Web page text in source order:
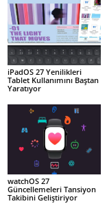
iPadOS 27 Yenilikleri
Tablet Kullanımını Baştan
Yaratıyor
watchOS 27
Güncellemeleri Tansiyon
Takibini Geliştiriyor